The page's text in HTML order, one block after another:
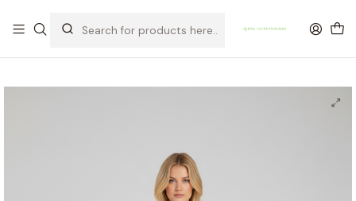
OFERTA DE PORTES DE ENVIO em compras para Portugal superiores a
80€ de artigos sem promoção